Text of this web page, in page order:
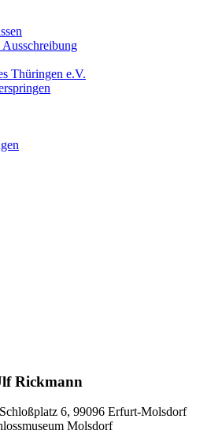
Thüringen e.V.
Rickmann
6, 99096 Erfurt-Molsdorf
Molsdorf